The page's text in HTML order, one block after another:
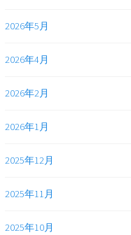
2026年5月
2026年4月
2026年2月
2026年1月
2025年12月
2025年11月
2025年10月